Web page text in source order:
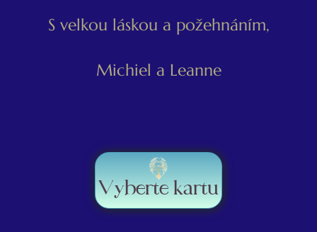
Vyberte kartu
S velkou láskou a požehnáním,
Michiel a Leanne